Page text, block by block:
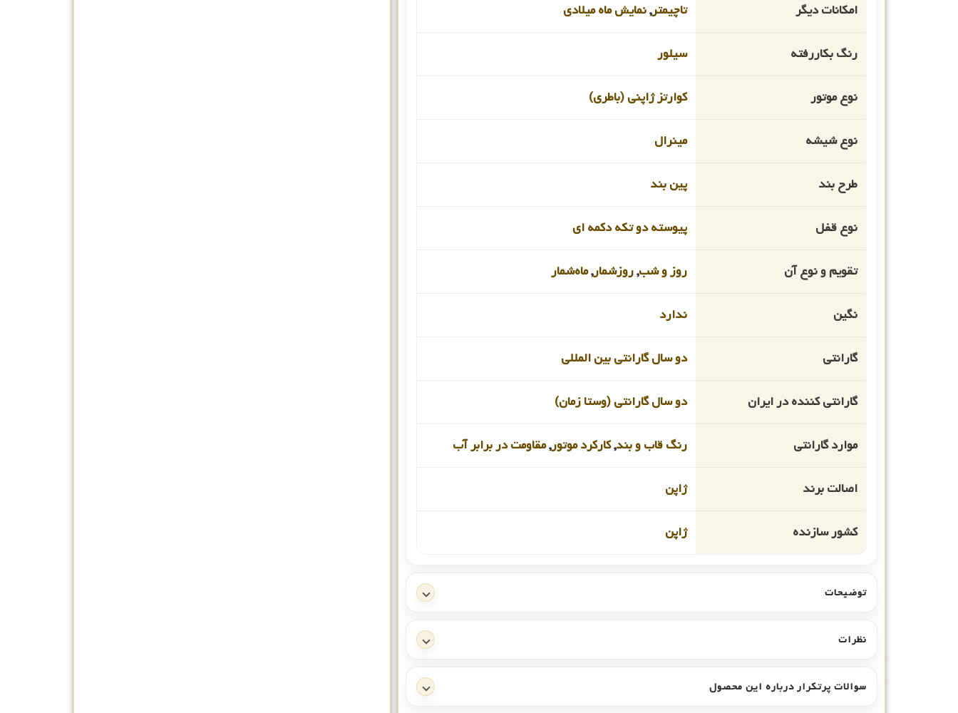
امکانات دیگر تاچیمتر,نمایش ماه میلادی
رنگ بکاررفته سیلور
نوع موتور کوارتز ژاپنی (باطری)
نوع شیشه مینرال
طرح بند پین بند
نوع قفل پیوسته دو تکه دکمه ای
تقویم و نوع آن روز و شب,روزشمار,ماه‌شمار
نگین ندارد
گارانتی دو سال گارانتی بین المللی
گارانتی کننده در ایران دو سال گارانتی (وستا زمان)
موارد گارانتی رنگ قاب و بند,کارکرد موتور,مقاومت در برابر آب
اصالت برند ژاپن
کشور سازنده ژاپن
توضیحات
نظرات
سوالات پرتکرار درباره این محصول